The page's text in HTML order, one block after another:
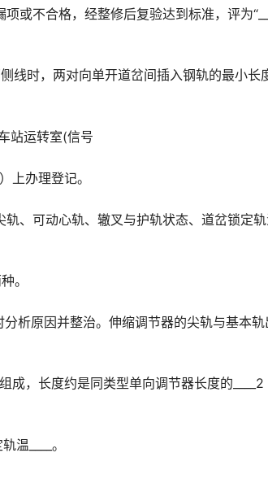
或不合格，经整修后复验达到标准，评为
线时，两对向单开道岔间插入钢轨的最小长
站运转室(信号
上办理登记。
、可动心轨、辙叉与护轨状态、道岔锁定
。
分析原因并整治。伸缩调节器的尖轨与基本
成，长度约是同类型单向调节器长度的____2
温____。